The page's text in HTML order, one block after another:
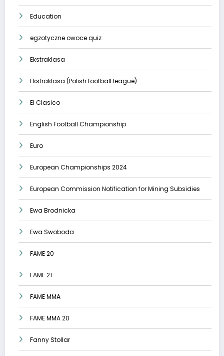
Education
egzotyczne owoce quiz
Ekstraklasa
Ekstraklasa (Polish football league)
El Clasico
English Football Championship
Euro
European Championships 2024
European Commission Notification for Mining Subsidies
Ewa Brodnicka
Ewa Swoboda
FAME 20
FAME 21
FAME MMA
FAME MMA 20
Fanny Stollar